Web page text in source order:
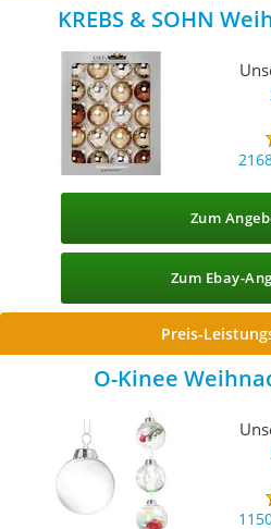
KREBS & SOHN
Zum
Zum Ebay-
Preis-
O-Kinee